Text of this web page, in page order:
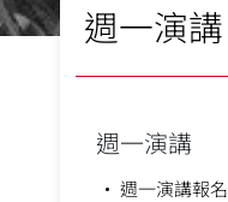
週一演講
週一演講
週一演講報名